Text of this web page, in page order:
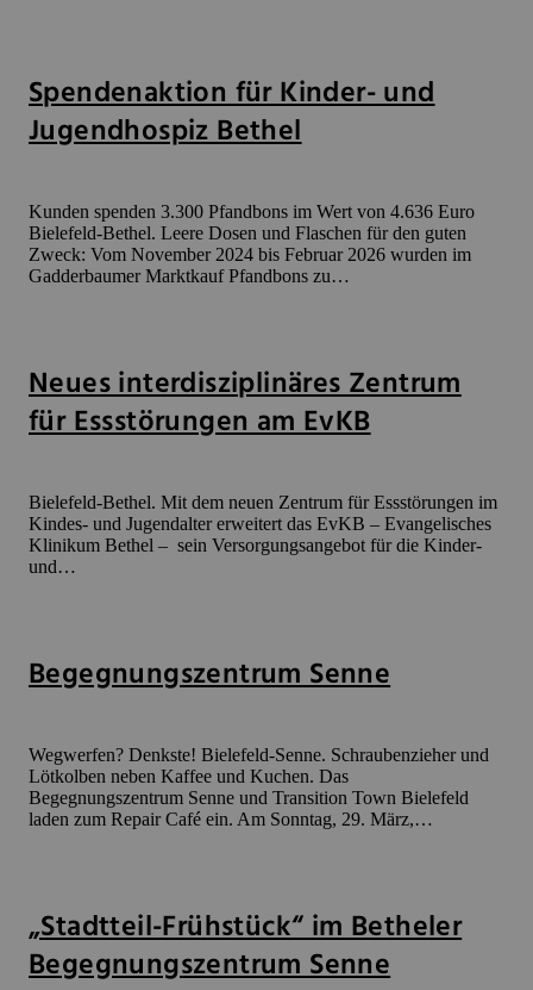
Spendenaktion für Kinder- und
Jugendhospiz Bethel
Kunden spenden 3.300 Pfandbons im Wert von 4.636 Euro
Bielefeld-Bethel. Leere Dosen und Flaschen für den guten
Zweck: Vom November 2024 bis Februar 2026 wurden im
Gadderbaumer Marktkauf Pfandbons zu…
Neues interdisziplinäres Zentrum
für Essstörungen am EvKB
Bielefeld-Bethel. Mit dem neuen Zentrum für Essstörungen im
Kindes- und Jugendalter erweitert das EvKB – Evangelisches
Klinikum Bethel – sein Versorgungsangebot für die Kinder-
und…
Begegnungszentrum Senne
Wegwerfen? Denkste! Bielefeld-Senne. Schraubenzieher und
Lötkolben neben Kaffee und Kuchen. Das
Begegnungszentrum Senne und Transition Town Bielefeld
laden zum Repair Café ein. Am Sonntag, 29. März,…
„Stadtteil-Frühstück“ im Betheler
Begegnungszentrum Senne